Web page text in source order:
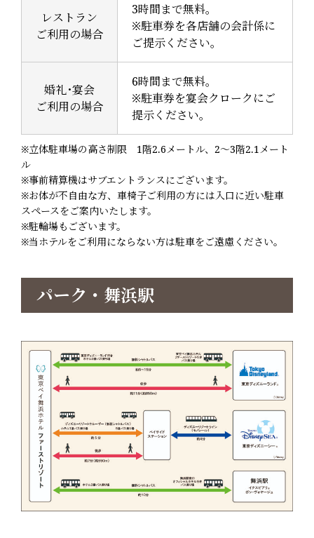
レストラン
ご利用の場合
3時間まで無料。
※駐車券を各店舗の会計係に
ご提示ください。
婚礼･宴会
ご利用の場合
6時間まで無料。
※駐車券を宴会クロークにご
提示ください。
※立体駐車場の高さ制限 1階2.6メートル、2～3階2.1メート
ル
※事前精算機はサブエントランスにございます。
※お体が不自由な方、車椅子ご利用の方には入口に近い駐車
スペースをご案内いたします。
※駐輪場もございます。
※当ホテルをご利用にならない方は駐車をご遠慮ください。
パーク・舞浜駅